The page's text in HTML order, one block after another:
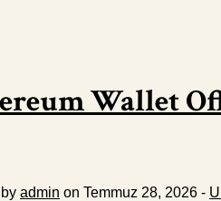
Wallet
admin on Temmuz 28, 2026 -